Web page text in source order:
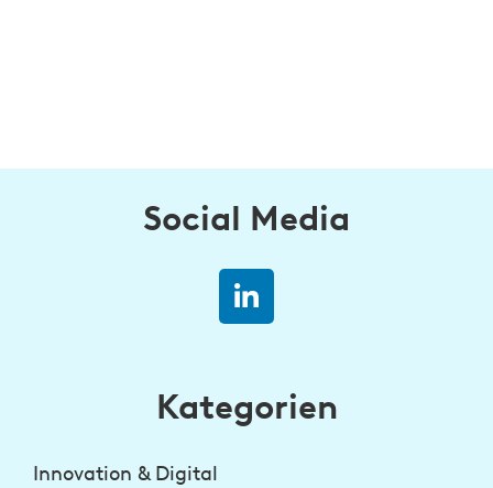
Social Media
Kategorien
Innovation & Digital